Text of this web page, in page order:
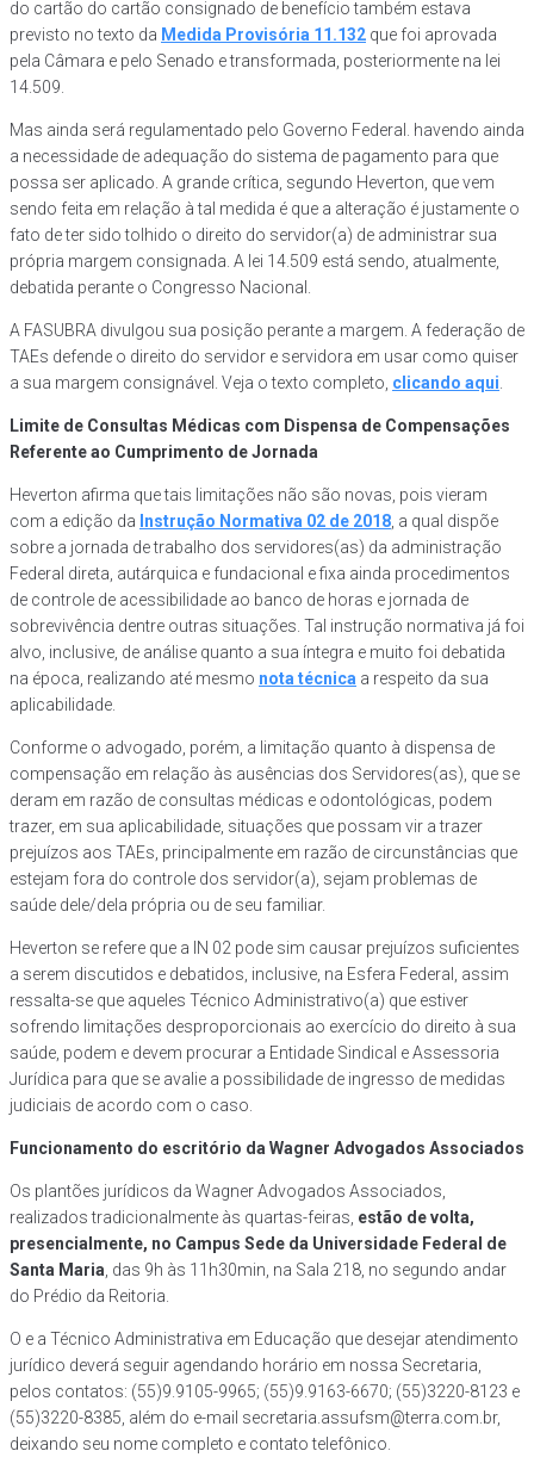
do cartão do cartão consignado de benefício também estava
previsto no texto da Medida Provisória 11.132 que foi aprovada
pela Câmara e pelo Senado e transformada, posteriormente na lei
14.509.
Mas ainda será regulamentado pelo Governo Federal. havendo ainda
a necessidade de adequação do sistema de pagamento para que
possa ser aplicado. A grande crítica, segundo Heverton, que vem
sendo feita em relação à tal medida é que a alteração é justamente o
fato de ter sido tolhido o direito do servidor(a) de administrar sua
própria margem consignada. A lei 14.509 está sendo, atualmente,
debatida perante o Congresso Nacional.
A FASUBRA divulgou sua posição perante a margem. A federação de
TAEs defende o direito do servidor e servidora em usar como quiser
a sua margem consignável. Veja o texto completo, clicando aqui.
Limite de Consultas Médicas com Dispensa de Compensações
Referente ao Cumprimento de Jornada
Heverton afirma que tais limitações não são novas, pois vieram
com a edição da Instrução Normativa 02 de 2018, a qual dispõe
sobre a jornada de trabalho dos servidores(as) da administração
Federal direta, autárquica e fundacional e fixa ainda procedimentos
de controle de acessibilidade ao banco de horas e jornada de
sobrevivência dentre outras situações. Tal instrução normativa já foi
alvo, inclusive, de análise quanto a sua íntegra e muito foi debatida
na época, realizando até mesmo nota técnica a respeito da sua
aplicabilidade.
Conforme o advogado, porém, a limitação quanto à dispensa de
compensação em relação às ausências dos Servidores(as), que se
deram em razão de consultas médicas e odontológicas, podem
trazer, em sua aplicabilidade, situações que possam vir a trazer
prejuízos aos TAEs, principalmente em razão de circunstâncias que
estejam fora do controle dos servidor(a), sejam problemas de
saúde dele/dela própria ou de seu familiar.
Heverton se refere que a IN 02 pode sim causar prejuízos suficientes
a serem discutidos e debatidos, inclusive, na Esfera Federal, assim
ressalta-se que aqueles Técnico Administrativo(a) que estiver
sofrendo limitações desproporcionais ao exercício do direito à sua
saúde, podem e devem procurar a Entidade Sindical e Assessoria
Jurídica para que se avalie a possibilidade de ingresso de medidas
judiciais de acordo com o caso.
Funcionamento do escritório da Wagner Advogados Associados
Os plantões jurídicos da Wagner Advogados Associados,
realizados tradicionalmente às quartas-feiras, estão de volta,
presencialmente, no Campus Sede da Universidade Federal de
Santa Maria, das 9h às 11h30min, na Sala 218, no segundo andar
do Prédio da Reitoria.
O e a Técnico Administrativa em Educação que desejar atendimento
jurídico deverá seguir agendando horário em nossa Secretaria,
pelos contatos: (55)9.9105-9965; (55)9.9163-6670; (55)3220-8123 e
(55)3220-8385, além do e-mail secretaria.assufsm@terra.com.br,
deixando seu nome completo e contato telefônico.